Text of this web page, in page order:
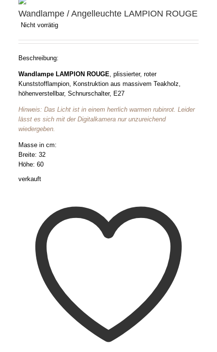
Wandlampe / Angelleuchte LAMPION ROUGE
Nicht vorrätig
Beschreibung:
Wandlampe LAMPION ROUGE , plissierter, roter
Kunststofflampion, Konstruktion aus massivem Teakholz,
höhenverstellbar, Schnurschalter, E27
Hinweis: Das Licht ist in einem herrlich warmen rubinrot. Leider
lässt es sich mit der Digitalkamera nur unzureichend
wiedergeben.
Masse in cm:
Breite: 32
Höhe: 60
verkauft